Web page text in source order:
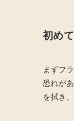
初め
まずフ
恐れが
を拭き